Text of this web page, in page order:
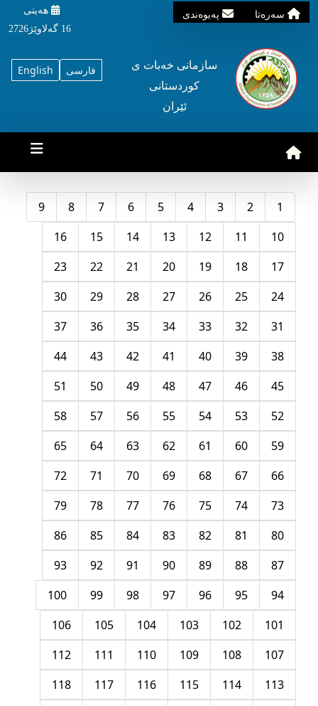
سه‌ره‌تا په‌یوه‌ندی
هه‌ینی
16 گه‌لاوێژ2726
English فارسی
سازمانی خه‌بات ی
کوردستانی
ئێران
1
2
3
4
5
6
7
8
9
10
11
12
13
14
15
16
17
18
19
20
21
22
23
24
25
26
27
28
29
30
31
32
33
34
35
36
37
38
39
40
41
42
43
44
45
46
47
48
49
50
51
52
53
54
55
56
57
58
59
60
61
62
63
64
65
66
67
68
69
70
71
72
73
74
75
76
77
78
79
80
81
82
83
84
85
86
87
88
89
90
91
92
93
94
95
96
97
98
99
100
101
102
103
104
105
106
107
108
109
110
111
112
113
114
115
116
117
118